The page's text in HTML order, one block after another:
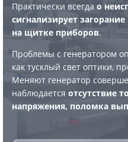
Практически всегда о
сигнализирует
на щитке приборов.
Проблемы с генератором
как тусклый свет оптики,
Меняют генератор
наблюдается отсутствие
напряжения, поломка